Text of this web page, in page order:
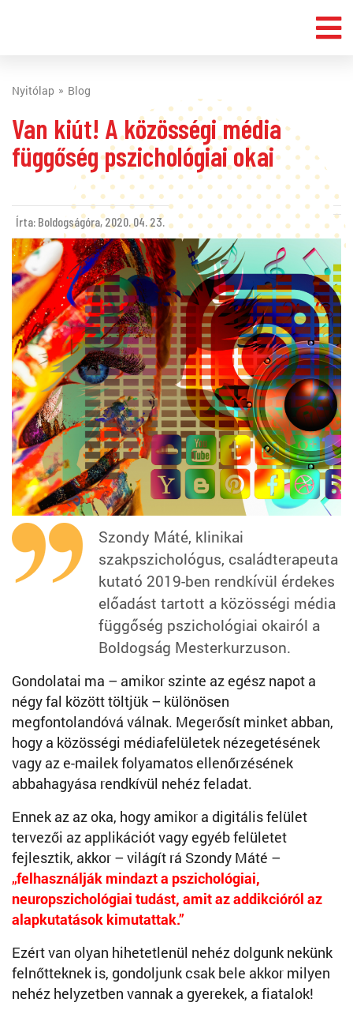
Nyitólap Blog
Van kiút! A közösségi média
függőség pszichológiai okai
Írta: Boldogságóra,2020. 04. 23.
Szondy Máté, klinikai
szakpszichológus, családterapeuta
kutató 2019-ben rendkívül érdekes
előadást tartott a közösségi média
függőség pszichológiai okairól a
Boldogság Mesterkurzuson.
Gondolatai ma – amikor szinte az egész napot a
négy fal között töltjük – különösen
megfontolandóvá válnak. Megerősít minket abban,
hogy a közösségi médiafelületek nézegetésének
vagy az e-mailek folyamatos ellenőrzésének
abbahagyása rendkívül nehéz feladat.
Ennek az az oka, hogy amikor a digitális felület
tervezői az applikációt vagy egyéb felületet
fejlesztik, akkor – világít rá Szondy Máté –
„felhasználják mindazt a pszichológiai,
neuropszichológiai tudást, amit az addikcióról az
alapkutatások kimutattak.”
Ezért van olyan hihetetlenül nehéz dolgunk nekünk
felnőtteknek is, gondoljunk csak bele akkor milyen
nehéz helyzetben vannak a gyerekek, a fiatalok!